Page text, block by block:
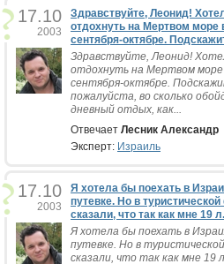
17.10
2003
Здравствуйте, Леонид!
отдохнуть на Мертвом море
сентября-октябре.
Здравствуйте, Леонид!
отдохнуть на Мертвом море
сентября-октябре.
пожалуйста, во сколько
дневный отдых, как...
Отвечает Лесник Александр
Эксперт: Израиль
17.10
2003
Я хотела бы поехать в
путевке. Но в
сказали, что так как мне 19
Я хотела бы поехать в
путевке. Но в
сказали, что так как мне 19